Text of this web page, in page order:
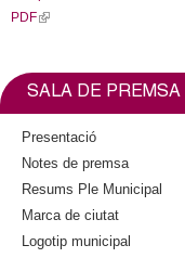
PDF(
n
i
t
e
SALA DE PREMSA
Presentació
Notes de premsa
Resums Ple Municipal
Marca de ciutat
Logotip municipal